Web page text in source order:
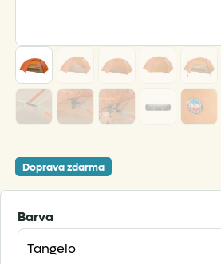
Doprava zdarma
Barva